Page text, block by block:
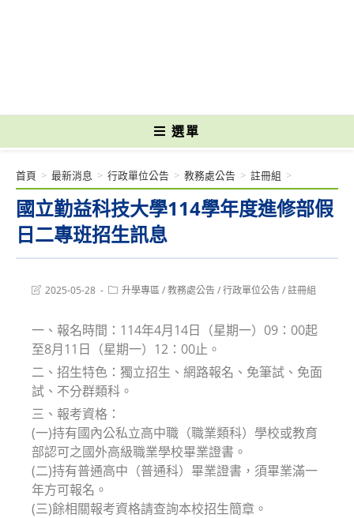
選單
國立勤益科技大學114學年度進修部假
日二專班招生訊息
首頁 > 最新消息 > 行政單位公告 > 教務處公告 > 註冊組 >
Post2025-05-28
Post升學專區/教務處公告/行政單位公告/註冊組
一、報名時間：114年4月14日（星期一）09：00起
至8月11日（星期一）12：00止。
二、招生特色：獨立招生、網路報名、免筆試、免面
試、不分群類科。
三、報考資格：
(一)持有國內公私立高中職（職業類科）學校或教育
部認可之國外高級職業學校畢業證書。
(二)持有普通高中（普通科）畢業證書，須畢業滿一
年方可報名。
(三)餘相關報考資格請查詢本校招生簡章。